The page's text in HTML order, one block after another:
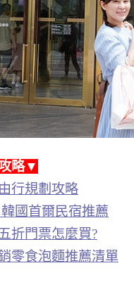
略▼
行規劃攻略
國首爾民宿推薦
折門票怎麼買?
零食泡麵推薦清單